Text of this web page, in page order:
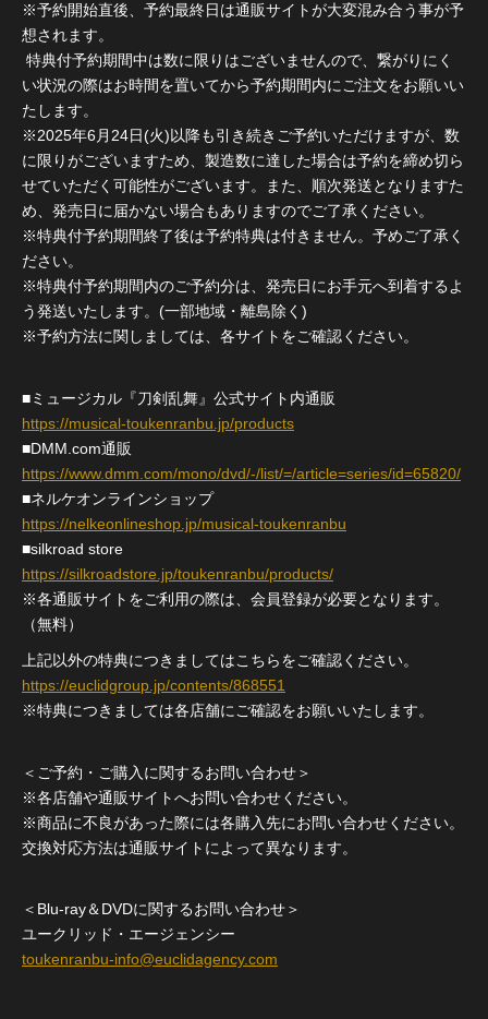
※予約開始直後、予約最終日は通販サイトが大変混み合う事が予
想されます。
特典付予約期間中は数に限りはございませんので、繋がりにく
い状況の際はお時間を置いてから予約期間内にご注文をお願いい
たします。
※2025年6月24日(火)以降も引き続きご予約いただけますが、数
に限りがございますため、製造数に達した場合は予約を締め切ら
せていただく可能性がございます。また、順次発送となりますた
め、発売日に届かない場合もありますのでご了承ください。
※特典付予約期間終了後は予約特典は付きません。予めご了承く
ださい。
※特典付予約期間内のご予約分は、発売日にお手元へ到着するよ
う発送いたします。(一部地域・離島除く)
※予約方法に関しましては、各サイトをご確認ください。
■ミュージカル『刀剣乱舞』公式サイト内通販
https://musical-toukenranbu.jp/products
■DMM.com通販
https://www.dmm.com/mono/dvd/-/list/=/article=series/id=65820/
■ネルケオンラインショップ
https://nelkeonlineshop.jp/musical-toukenranbu
■silkroad store
https://silkroadstore.jp/toukenranbu/products/
※各通販サイトをご利用の際は、会員登録が必要となります。
（無料）
上記以外の特典につきましてはこちらをご確認ください。
https://euclidgroup.jp/contents/868551
※特典につきましては各店舗にご確認をお願いいたします。
＜ご予約・ご購入に関するお問い合わせ＞
※各店舗や通販サイトへお問い合わせください。
※商品に不良があった際には各購入先にお問い合わせください。
交換対応方法は通販サイトによって異なります。
＜Blu-ray＆DVDに関するお問い合わせ＞
ユークリッド・エージェンシー
toukenranbu-info@euclidagency.com